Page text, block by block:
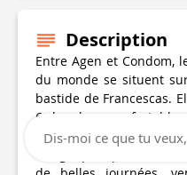
Description
Entre Agen et Condom,
du monde se situent
bastide de Francescas.
6 chambres
8 personnes pour
village qui a préservé
Dis-moi ce que tu